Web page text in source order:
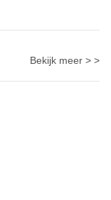
Bekijk meer > >